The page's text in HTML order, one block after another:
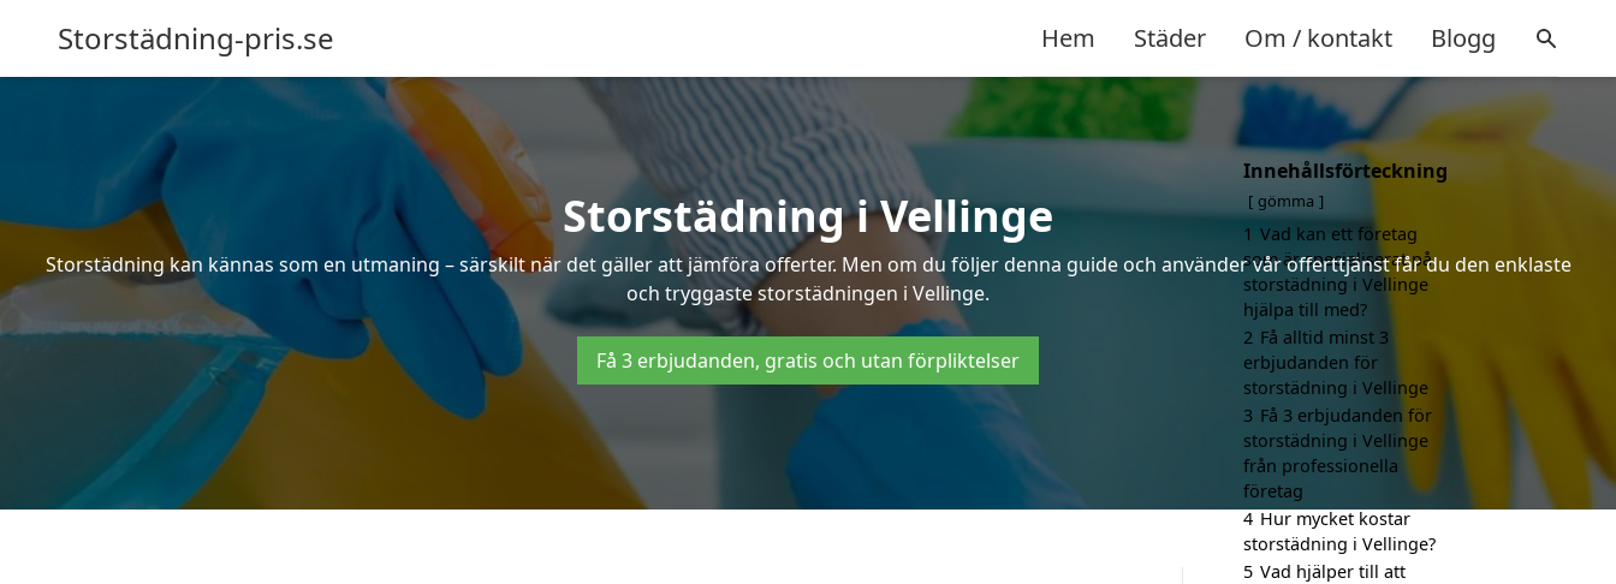
Storstädning-pris.se Hem Städer Om / kontakt Blogg
Storstädning i Vellinge
Storstädning kan kännas som en utmaning – särskilt när det gäller att jämföra offerter. Men om du följer denna guide och använder vår offerttjänst får du den enklaste
och tryggaste storstädningen i Vellinge.
Få 3 erbjudanden, gratis och utan förpliktelser
Innehållsförteckning
gömma
1 Vad kan ett företag
som är specialiserat på
storstädning i Vellinge
hjälpa till med?
2 Få alltid minst 3
erbjudanden för
storstädning i Vellinge
3 Få 3 erbjudanden för
storstädning i Vellinge
från professionella
företag
4 Hur mycket kostar
storstädning i Vellinge?
5 Vad hjälper till att